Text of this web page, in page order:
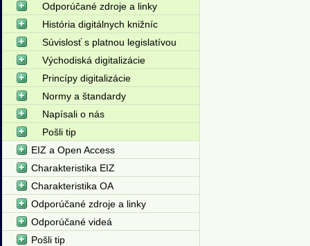
Odporúčané zdroje a linky
História digitálnych knižníc
Súvislosť s platnou legislatívou
Východiská digitalizácie
Princípy digitalizácie
Normy a štandardy
Napísali o nás
Pošli tip
EIZ a Open Access
Charakteristika EIZ
Charakteristika OA
Odporúčané zdroje a linky
Odporúčané videá
Pošli tip